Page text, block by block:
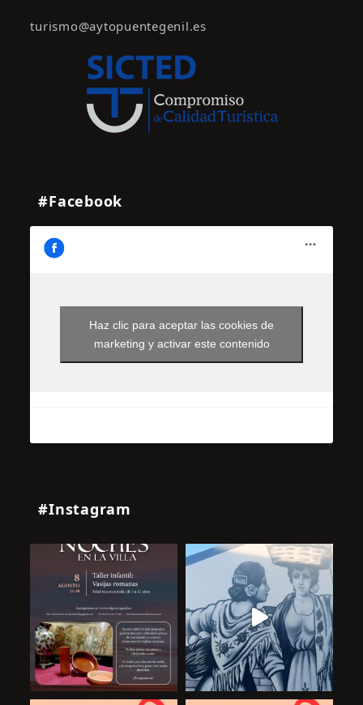
turismo@aytopuentegenil.es
#Facebook
Haz clic para aceptar las cookies de
marketing y activar este contenido
#Instagram